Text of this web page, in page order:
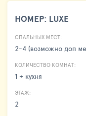
НОМЕР: LUXE
СПАЛЬНЫХ МЕСТ:
2-4 (возможно доп
КОЛИЧЕСТВО КОМНАТ:
1 + кухня
ЭТАЖ:
2